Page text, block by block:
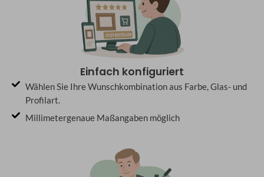
Einfach konfiguriert
Wählen Sie Ihre Wunschkombination aus Farbe, Glas- und
Profilart.
Millimetergenaue Maßangaben möglich